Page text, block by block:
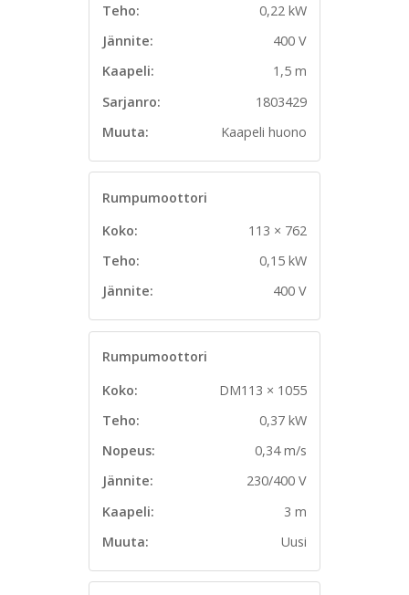
Teho:
0,22 kW
Jännite:
400 V
Kaapeli:
1,5 m
Sarjanro:
1803429
Muuta:
Kaapeli huono
Rumpumoottori
Koko:
113 × 762
Teho:
0,15 kW
Jännite:
400 V
Rumpumoottori
Koko:
DM113 × 1055
Teho:
0,37 kW
Nopeus:
0,34 m/s
Jännite:
230/400 V
Kaapeli:
3 m
Muuta:
Uusi